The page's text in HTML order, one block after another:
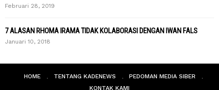
Februari 28, 2019
7 ALASAN RHOMA IRAMA TIDAK KOLABORASI DENGAN IWAN FALS
Januari 10, 2018
HOME TENTANG KADENEWS
PEDOMAN MEDIA SIBER
KONTAK KAMI